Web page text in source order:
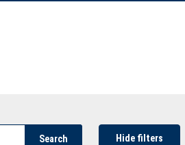
Search Hide filters